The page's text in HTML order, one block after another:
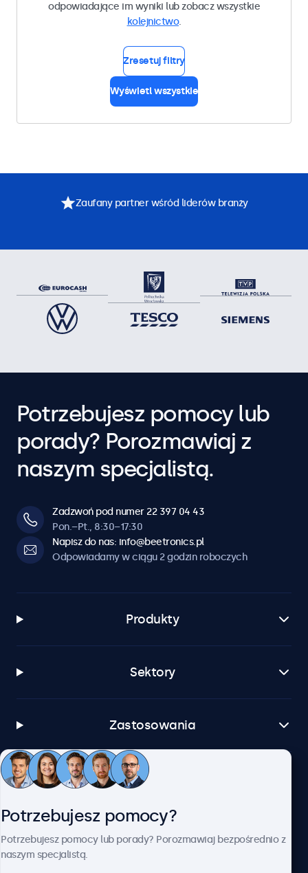
odpowiadające im wyniki lub zobacz wszystkie
kolejnictwo.
Zresetuj filtry
Wyświetl wszystkie
Zaufany partner wśród liderów branży
Potrzebujesz pomocy lub
porady? Porozmawiaj z
naszym specjalistą.
Zadzwoń pod numer 22 397 04 43
Pon.–Pt., 8:30–17:30
Napisz do nas: info@beetronics.pl
Odpowiadamy w ciągu 2 godzin roboczych
Produkty
Sektory
Zastosowania
Obsługa klienta
Potrzebujesz pomocy?
Potrzebujesz pomocy lub porady? Porozmawiaj bezpośrednio z
naszym specjalistą.